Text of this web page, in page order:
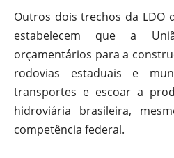
Outros dois trechos da LDO
estabelecem que a
orçamentários para a
rodovias estaduais e
transportes e escoar a
hidroviária brasileira,
competência federal.